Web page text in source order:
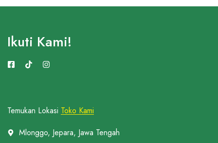
Temukan Lokasi Toko Kami
Mlonggo, Jepara, Jawa Tengah
Ikuti Kami!